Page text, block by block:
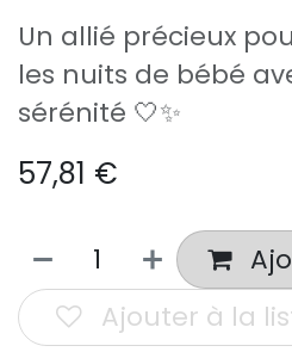
Un allié précieux
les nuits de bébé
sérénité 🤍✨
57,81 €
Ajouter à la